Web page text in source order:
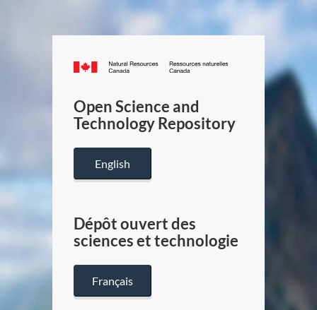
Canada.ca
/
Canada
Open Science and
Technology Repository
English
Dépôt ouvert des
sciences et technologie
Français